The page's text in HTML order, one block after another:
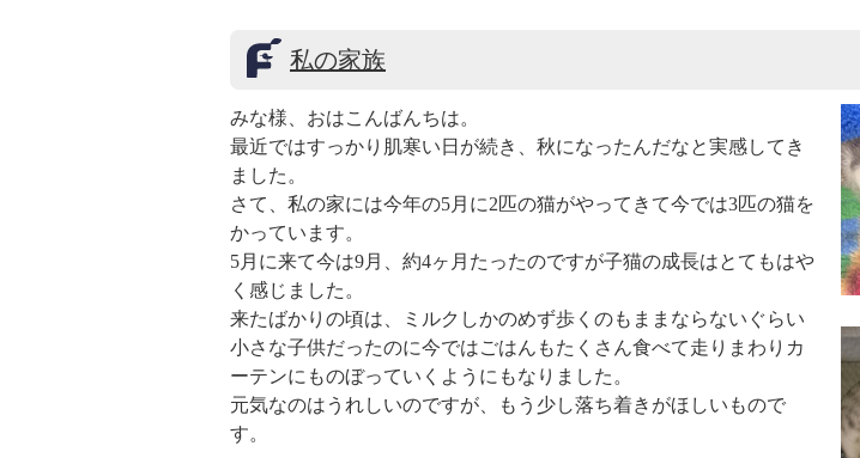
私の家族
みな様、おはこんばんちは。
最近ではすっかり肌寒い日が続き、秋になったんだなと実感してき
ました。
さて、私の家には今年の5月に2匹の猫がやってきて今では3匹の猫を
かっています。
5月に来て今は9月、約4ヶ月たったのですが子猫の成長はとてもはや
く感じました。
来たばかりの頃は、ミルクしかのめず歩くのもままならないぐらい
小さな子供だったのに今ではごはんもたくさん食べて走りまわりカ
ーテンにものぼっていくようにもなりました。
元気なのはうれしいのですが、もう少し落ち着きがほしいもので
す。